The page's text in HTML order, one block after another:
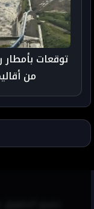
توقعات
من